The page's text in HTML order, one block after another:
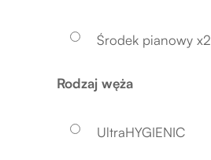
Środek pianowy x2
Rodzaj węża
UltraHYGIENIC